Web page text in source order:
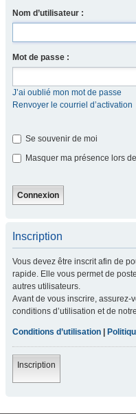
Nom d’utilisateur :
Mot de passe :
J’ai oublié mon mot de passe
Renvoyer le courriel d’activation
Se souvenir de moi
Masquer ma présence lors
Inscription
Vous devez être inscrit afin de
rapide. Elle vous permet de
autres utilisateurs.
Avant de vous inscrire, assurez-
conditions d’utilisation et de
Conditions d’utilisation
Inscription